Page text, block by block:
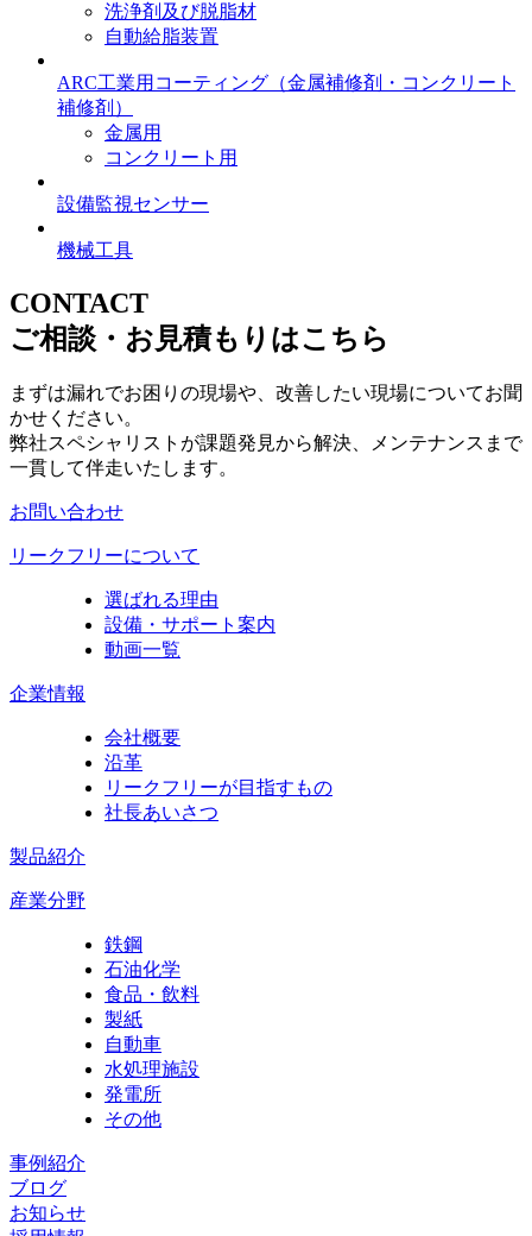
洗浄剤及び脱脂材
自動給脂装置
ARC工業用コーティング （金属補修剤・コンクリート
補修剤）
金属用
コンクリート用
設備監視センサー
機械工具
CONTACT
ご相談・お見積もりはこちら
まずは漏れでお困りの現場や、改善したい現場についてお聞
かせください。
弊社スペシャリストが課題発見から解決、メンテナンスまで
一貫して伴走いたします。
お問い合わせ
リークフリーについて
選ばれる理由
設備・サポート案内
動画一覧
企業情報
会社概要
沿革
リークフリーが目指すもの
社長あいさつ
製品紹介
産業分野
鉄鋼
石油化学
食品・飲料
製紙
自動車
水処理施設
発電所
その他
事例紹介
ブログ
お知らせ